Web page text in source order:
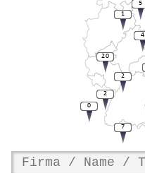
20
5
1
4
0
2
2
7